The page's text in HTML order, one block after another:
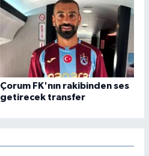
Çorum FK'nın rakibinden ses
getirecek transfer